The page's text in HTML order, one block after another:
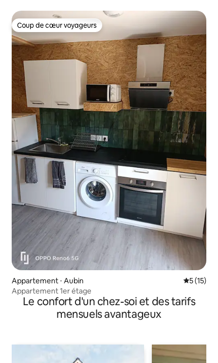
Coup de cœur voyageurs
Coup de cœur voyageurs
Appartement ⋅ Aubin
5 (15)
Appartement 1er étage
Le confort d'un chez-soi et des tarifs
mensuels avantageux